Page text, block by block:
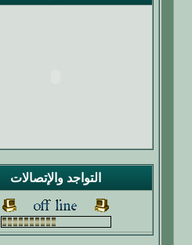
التواجد والإتصالات